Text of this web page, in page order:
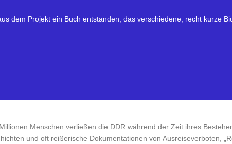
dem Projekt ein Buch entstanden, das verschiedene, recht kurze
Menschen verließen die DDR während der Zeit ihres
und oft reißerische Dokumentationen von Ausreiseverboten,